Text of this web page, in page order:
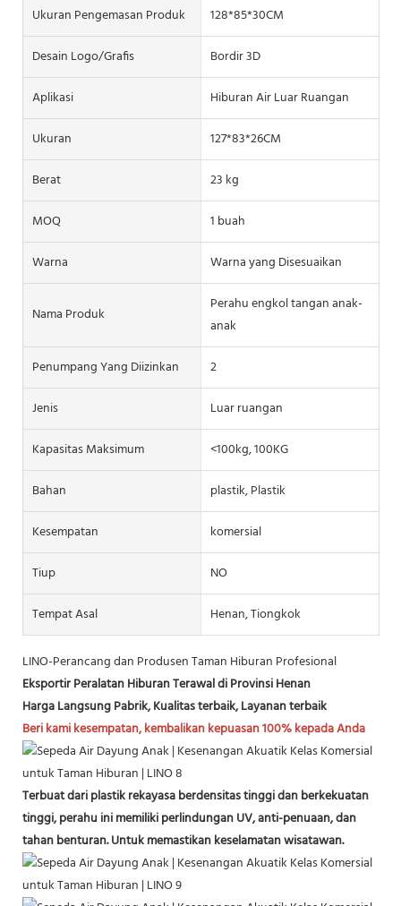
Ukuran Pengemasan Produk
128*85*30CM
Desain Logo/grafis
Bordir 3D
Aplikasi
Hiburan Air Luar Ruangan
Ukuran
127*83*26CM
Berat
23 kg
MOQ
1 buah
Warna
Warna yang Disesuaikan
Nama Produk
Perahu engkol tangan anak-
anak
Penumpang Yang Diizinkan
2
Jenis
Luar ruangan
Kapasitas Maksimum
<100kg, 100KG
Bahan
plastik, Plastik
Kesempatan
komersial
Tiup
NO
Tempat Asal
Henan, Tiongkok
LINO-Perancang dan Produsen Taman Hiburan Profesional
Eksportir Peralatan Hiburan Terawal di Provinsi Henan
Harga Langsung Pabrik, Kualitas terbaik, Layanan terbaik
Beri kami kesempatan, kembalikan kepuasan 100% kepada Anda
Terbuat dari plastik rekayasa berdensitas tinggi dan berkekuatan
tinggi, perahu ini memiliki perlindungan UV, anti-penuaan, dan
tahan benturan. Untuk memastikan keselamatan wisatawan.